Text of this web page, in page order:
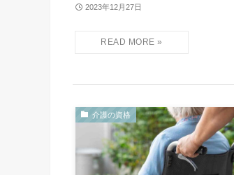
2023年12月27日
介護の資格